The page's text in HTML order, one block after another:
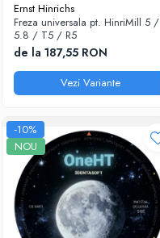
Ernst Hinrichs
Freza universala pt. HinriMill 5 /
5.8 / T5 / R5
de la 187,55 RON
Vezi Variante
-10%
NOU